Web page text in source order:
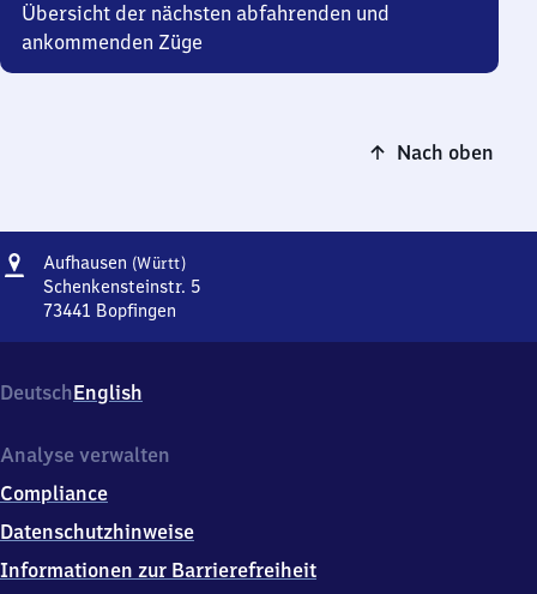
Übersicht der nächsten abfahrenden und
ankommenden Züge
Nach oben
Adresse
Aufhausen (Württ)Aufhausen
(Württemberg)
Schenkensteinstr. 5
73441 Bopfingen
Schenkensteinstr.
5,
3
4
1
DeutschEnglish
Analyse verwalten
Compliance
Datenschutzhinweise
Informationen zur Barrierefreiheit